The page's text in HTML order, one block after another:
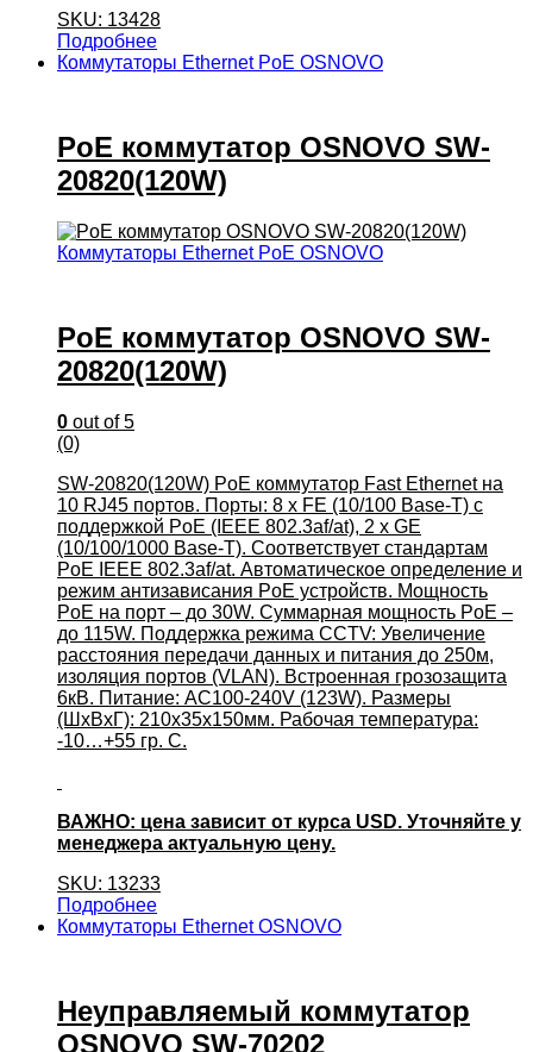
SKU: 13428
Подробнее
Коммутаторы Ethernet PoE OSNOVO
PoE коммутатор OSNOVO SW-
20820(120W)
Коммутаторы Ethernet PoE OSNOVO
PoE коммутатор OSNOVO SW-
20820(120W)
0 out of 5
(0)
SW-20820(120W) PoE коммутатор Fast Ethernet на
10 RJ45 портов. Порты: 8 x FE (10/100 Base-T) с
поддержкой PoE (IEEE 802.3af/at), 2 x GE
(10/100/1000 Base-T). Соответствует стандартам
PoE IEEE 802.3af/at. Автоматическое определение и
режим антизависания PoE устройств. Мощность
PoE на порт – до 30W. Суммарная мощность PoE –
до 115W. Поддержка режима CCTV: Увеличение
расстояния передачи данных и питания до 250м,
изоляция портов (VLAN). Встроенная грозозащита
6кВ. Питание: AC100-240V (123W). Размеры
(ШxВxГ): 210x35x150мм. Рабочая температура:
-10…+55 гр. С.
ВАЖНО: цена зависит от курса USD. Уточняйте у
менеджера актуальную цену.
SKU: 13233
Подробнее
Коммутаторы Ethernet OSNOVO
Неуправляемый коммутатор
OSNOVO SW-70202